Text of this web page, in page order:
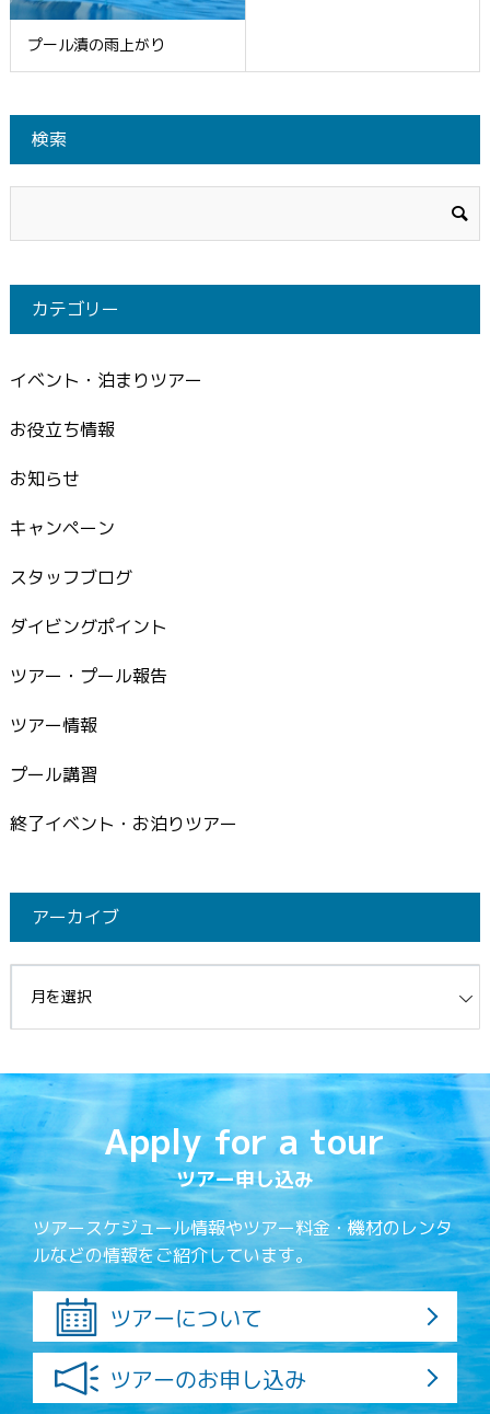
プール漬の雨上がり
検索
カテゴリー
イベント・泊まりツアー
お役立ち情報
お知らせ
キャンペーン
スタッフブログ
ダイビングポイント
ツアー・プール報告
ツアー情報
プール講習
終了イベント・お泊りツアー
アーカイブ
Apply for a tour
ツアー申し込み
ツアースケジュール情報やツアー料金・機材のレンタ
ルなどの情報をご紹介しています。
ツアーについて
ツアーのお申し込み